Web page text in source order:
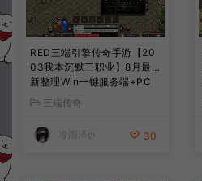
RED三端引擎传奇手游【20
03我本沉默三职业】8月最
新整理Win一键服务端+PC
安卓+详细搭建教程
三端传奇
冷雨泽ღ 30